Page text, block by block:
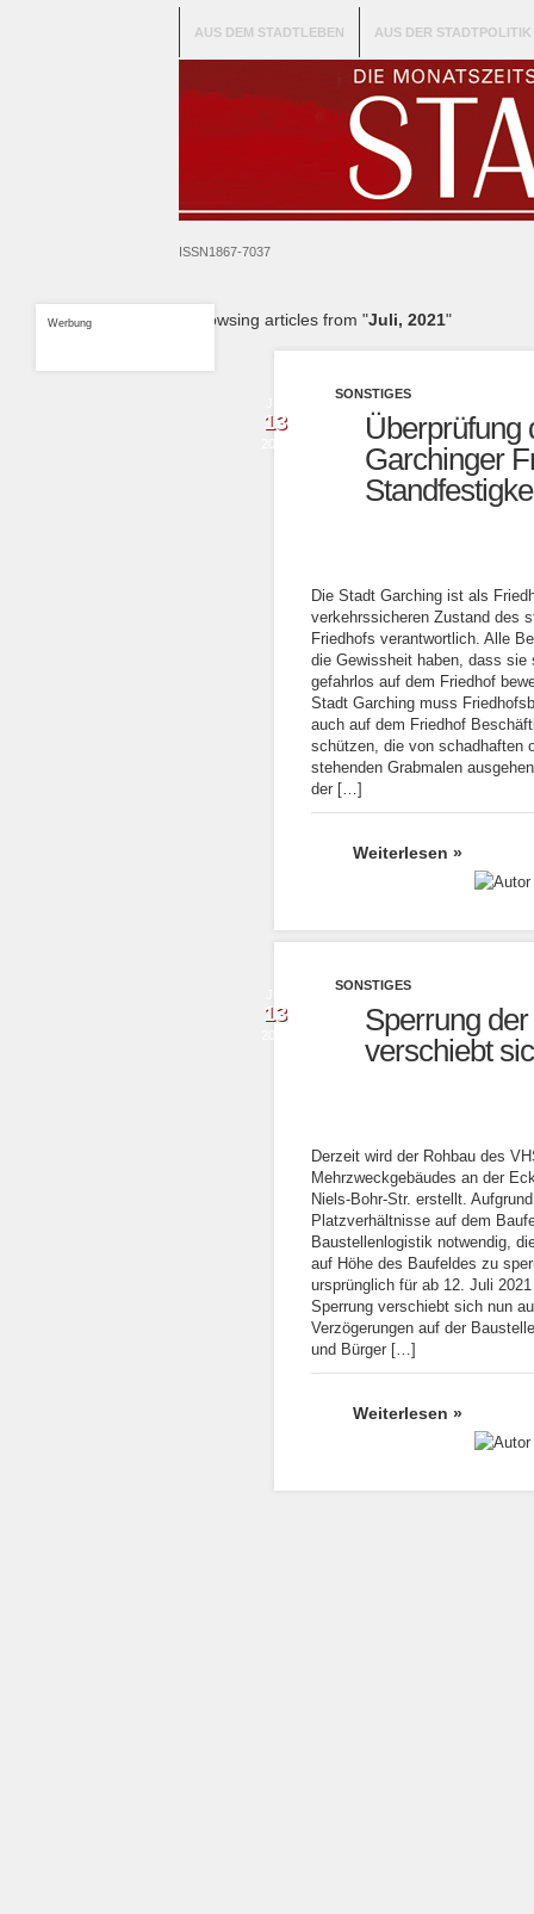
ISSN1867-7037
AUS DEM STADTLEBEN AUS DER STADTPOLITIK
Browsing articles from "Juli, 2021"
13
SONSTIGES
Überprüfung
Garchinger
Die Stadt Garching ist als
verkehrssicheren Zustand des
Friedhofs verantwortlich. Alle
die Gewissheit haben, dass sie
gefahrlos auf dem Friedhof
Stadt Garching muss
auch auf dem Friedhof
schützen, die von schadhaften
stehenden Grabmalen
der […]
Weiterlesen »
13
SONSTIGES
Sperrung
verschiebt
Derzeit wird der Rohbau des
Mehrzweckgebäudes an der
Niels-Bohr-Str. erstellt.
Platzverhältnisse auf dem
Baustellenlogistik notwendig,
auf Höhe des Baufeldes zu
ursprünglich für ab 12. Juli
Sperrung verschiebt sich nun
Verzögerungen auf der
und Bürger […]
Weiterlesen »
Werbung